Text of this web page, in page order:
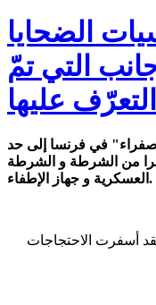
الضحايا
التي تمّ
التعرّف عليها
في فرنسا إلى حد
400 جريح بينهم 28 عنصرا من الشرطة و الشرطة
العسكرية و جهاز الإطفاء.
أسفرت الاحتجاجات